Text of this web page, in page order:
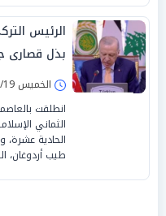
الرئيس
بذل قصارى
الخميس 19/ديسمبر/2024 - 03:05 م
انطلقت
الثماني
الحادية
طيب أردوغان،